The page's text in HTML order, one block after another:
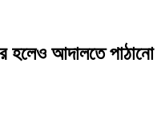
হলেও আদালতে